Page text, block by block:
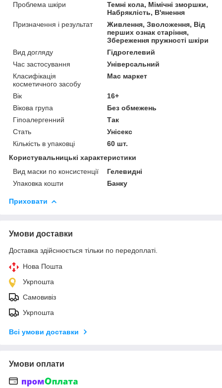
Проблема шкіри
Темні кола, Мімічні зморшки,
Набряклість, В'янення
Призначення і результат
Живлення, Зволоження, Від
перших ознак старіння,
Збереження пружності шкіри
Вид догляду
Гідрогелевий
Час застосування
Універсальний
Класифікація
косметичного засобу
Мас маркет
Вік
16+
Вікова група
Без обмежень
Гіпоалергенний
Так
Стать
Унісекс
Кількість в упаковці
60 шт.
Користувальницькі характеристики
Вид маски по консистенції
Гелевидні
Упаковка кошти
Банку
Приховати
Умови доставки
Доставка здійснюється тільки по передоплаті.
Нова Пошта
Укрпошта
Самовивіз
Укрпошта
Всі умови доставки
Умови оплати